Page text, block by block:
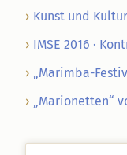
Kunst und
IMSE 2016 ·
„Marimba-
„Marionetten“